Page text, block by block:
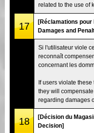
related to the use of
17
[Réclamations pour
Damages and
Si l'utilisateur viole
reconnaît
concernant les
If users violate
they will
regarding damages
18
[Décision du
Decision]